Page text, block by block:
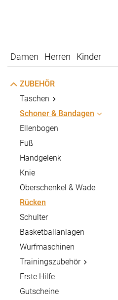
Damen Herren Kinder
ZUBEHÖR
Taschen
Schoner & Bandagen
Ellenbogen
Fuß
Handgelenk
Knie
Oberschenkel & Wade
Rücken
Schulter
Basketballanlagen
Wurfmaschinen
Trainingszubehör
Erste Hilfe
Gutscheine